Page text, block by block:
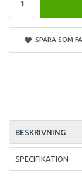
SPARA SOM
BESKRIVNING
SPECIFIKATION